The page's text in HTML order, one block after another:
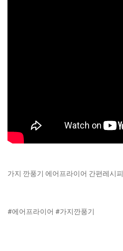
가지 깐풍기 에어프라이어 간편레시피
#에어프라이어 #가지깐풍기